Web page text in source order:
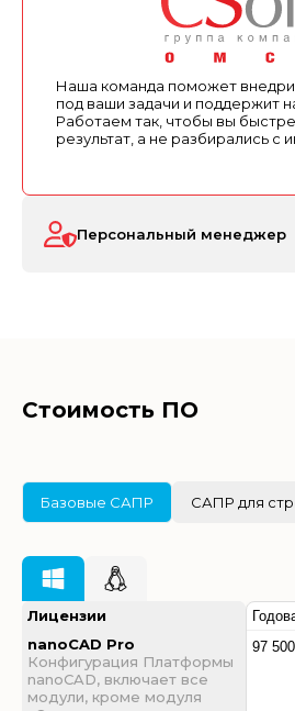
Наша команда поможет
под ваши задачи и поддержит
Работаем так, чтобы вы
результат, а не разбирались с
Персональный менеджер
Стоимость ПО
Базовые САПР САПР для
Лицензии
nanoCAD Pro
Конфигурация Платформы
nanoCAD, включает все
модули, кроме модуля
97